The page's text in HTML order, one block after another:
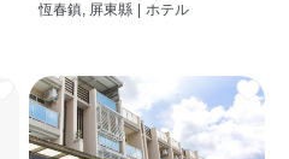
恆春鎮, 屏東縣 ホテル